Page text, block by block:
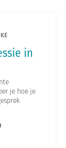
in
je hoe je